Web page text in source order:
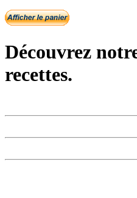
Découvrez
recettes.